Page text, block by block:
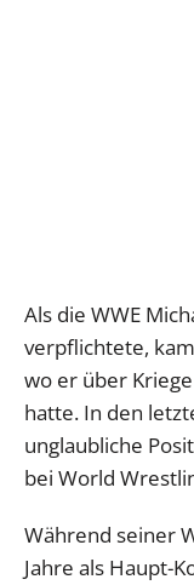
Als die WWE
verpflichtete,
wo er über
hatte. In den
unglaubliche
bei World
Während seiner
Jahre als Haupt-